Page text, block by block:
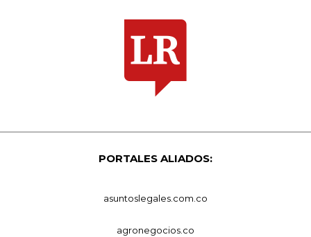
PORTALES ALIADOS:
asuntoslegales.com.co
agronegocios.co